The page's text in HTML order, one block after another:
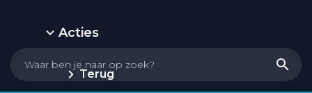
Acties
Terug